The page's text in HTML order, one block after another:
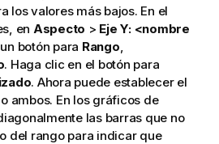
los valores más bajos. En el
en Aspecto > Eje Y: <nombre
botón para Rango,
. Haga clic en el botón para
. Ahora puede establecer el
ambos. En los gráficos de
las barras que no
del rango para indicar que